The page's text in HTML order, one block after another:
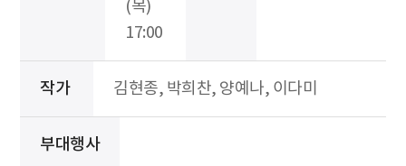
(목)
17:00
작가 김현종, 박희찬, 양예나, 이다미
부대행사